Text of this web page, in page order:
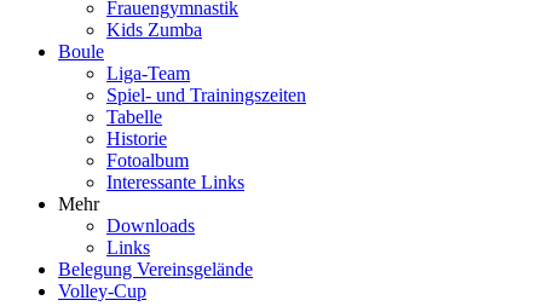
Frauengymnastik
Kids Zumba
Boule
Liga-Team
Spiel- und Trainingszeiten
Tabelle
Historie
Fotoalbum
Interessante Links
Mehr
Downloads
Links
Belegung Vereinsgelände
Volley-Cup